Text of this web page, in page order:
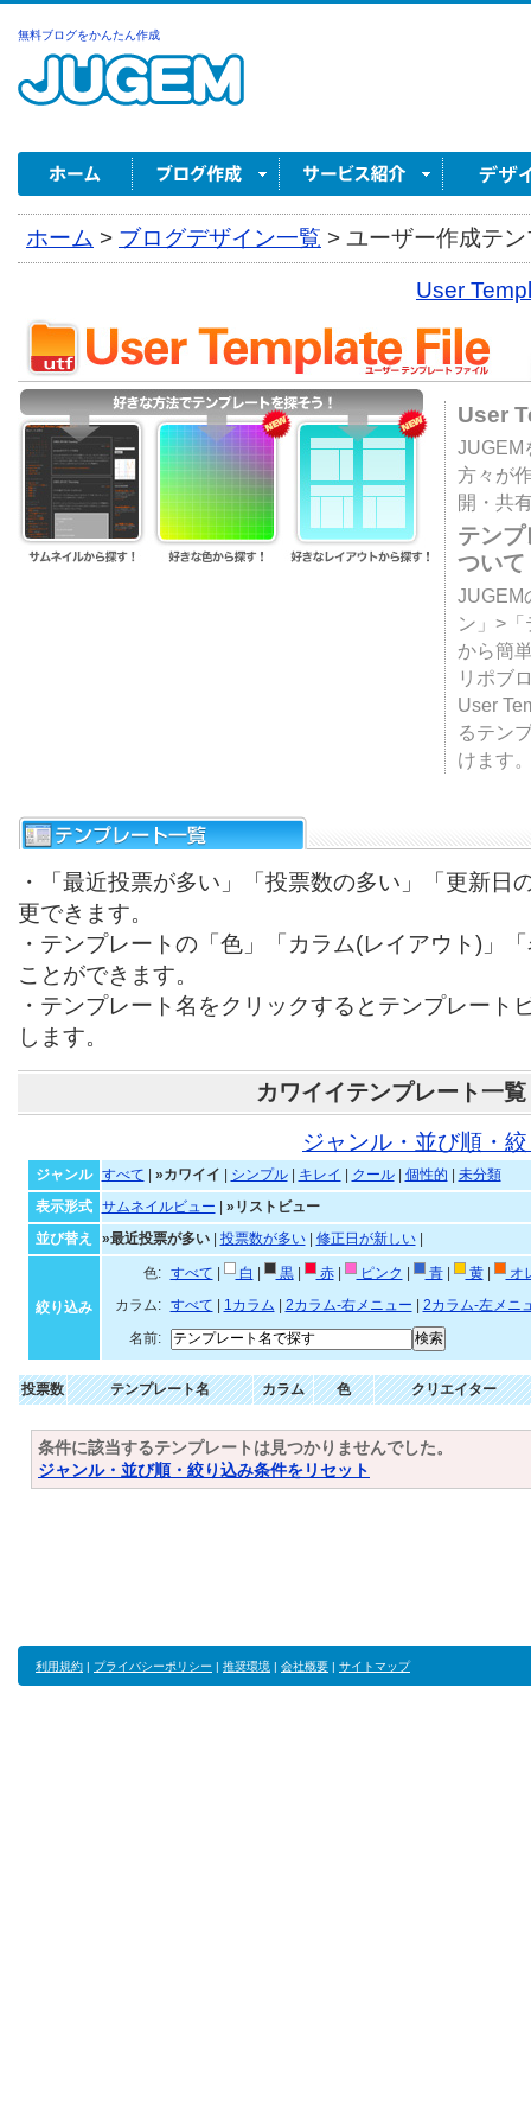
無料ブログをかんたん作成
ホーム > ブログデザイン一覧 > ユーザー作成テ
User
User
JUGEM
方々が
開・共
テン
ついて
JUGEM
ン」>
から簡
リポブ
User
るテン
けます
・「最近投票が多い」「投票数の多い」「更新日
更できます。
・テンプレートの「色」「カラム(レイアウト)」
ことができます。
・テンプレート名をクリックするとテンプレート
します。
カワイイテンプレート一覧
ジャンル・並び順・
ジャンル すべて »カワイイ シンプル| キレイ クール| 個性的
未分類
表示形式
サムネイルビュー
»リストビュー
並び替え
»最近投票が多い| 投票数が多い| 修正日が新しい|
絞り込み
色: すべて 白 黒| 赤| ピンク 青| 黄|
オ
カラム:
すべて 1カラム 2カラム-右メニュー
2カラム-左メニ
名前:
投票数 テンプレート名 カラム 色 クリエイター
条件に該当するテンプレートは見つかりませんでした。
ジャンル・並び順・絞り込み条件をリセット
利用規約 | プライバシーポリシー | 推奨環境 | 会社概要 | サイトマップ